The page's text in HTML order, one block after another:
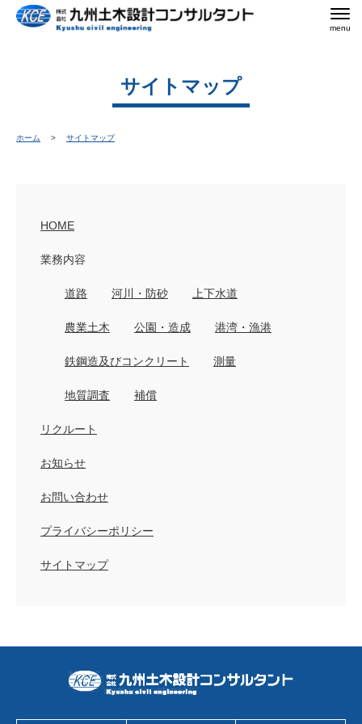
menu
サイトマップ
ホーム サイトマップ
HOME
業務内容
道路 河川・防砂 上下水道
農業土木 公園・造成 港湾・漁港
鉄鋼造及びコンクリート 測量
地質調査 補償
リクルート
お知らせ
お問い合わせ
プライバシーポリシー
サイトマップ